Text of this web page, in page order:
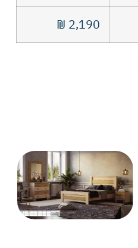
2,190
₪